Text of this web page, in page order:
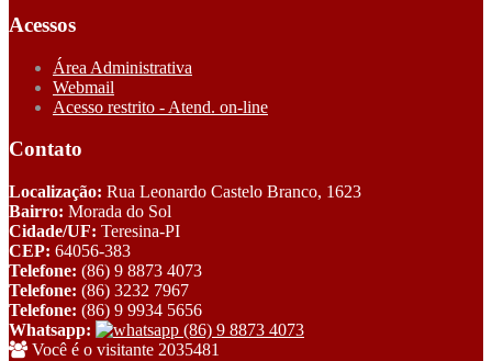
Acessos
Área Administrativa
Webmail
Acesso restrito - Atend. on-line
Contato
Localização: Rua Leonardo Castelo Branco, 1623
Bairro: Morada do Sol
Cidade/UF: Teresina-PI
CEP: 64056-383
Telefone: (86) 9 8873 4073
Telefone: (86) 3232 7967
Telefone: (86) 9 9934 5656
Whatsapp:
(86) 9 8873 4073
Você é o visitante 2035481